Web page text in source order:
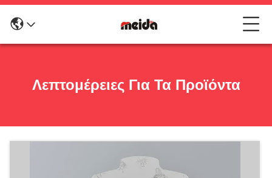
Λεπτομέρειες Για Τα Προϊόντα